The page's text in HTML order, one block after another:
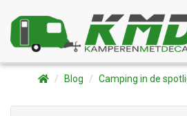
Blog Camping in de